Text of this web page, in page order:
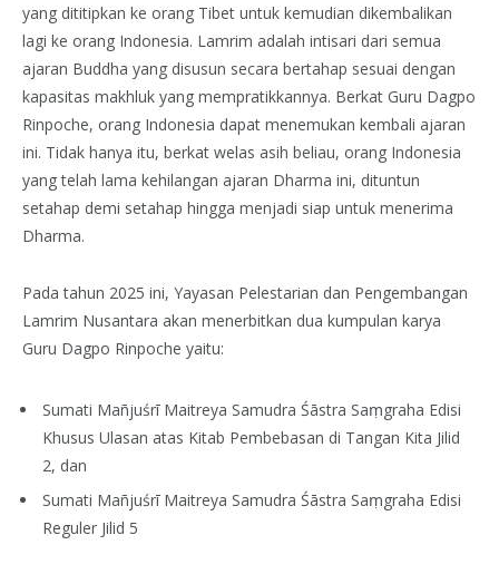
yang dititipkan ke orang Tibet untuk kemudian dikembalikan
lagi ke orang Indonesia. Lamrim adalah intisari dari semua
ajaran Buddha yang disusun secara bertahap sesuai dengan
kapasitas makhluk yang mempratikkannya. Berkat Guru Dagpo
Rinpoche, orang Indonesia dapat menemukan kembali ajaran
ini. Tidak hanya itu, berkat welas asih beliau, orang Indonesia
yang telah lama kehilangan ajaran Dharma ini, dituntun
setahap demi setahap hingga menjadi siap untuk menerima
Dharma.
Pada tahun 2025 ini, Yayasan Pelestarian dan Pengembangan
Lamrim Nusantara akan menerbitkan dua kumpulan karya
Guru Dagpo Rinpoche yaitu:
Sumati Mañjuśrī Maitreya Samudra Śāstra Saṃgraha Edisi
Khusus Ulasan atas Kitab Pembebasan di Tangan Kita Jilid
2, dan
Sumati Mañjuśrī Maitreya Samudra Śāstra Saṃgraha Edisi
Reguler Jilid 5